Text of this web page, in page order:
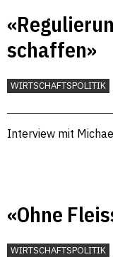
schaffen»
WIRTSCHAFTSPOLITIK
Interview mit
«Ohne
WIRTSCHAFTSPOLITIK